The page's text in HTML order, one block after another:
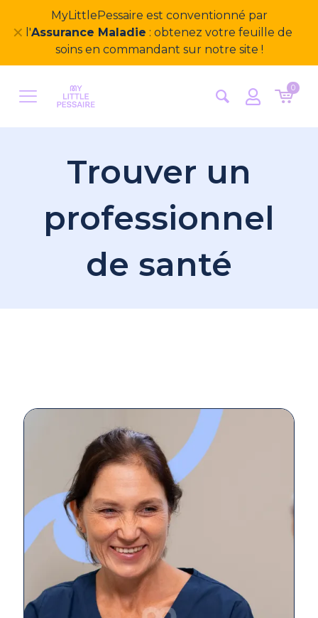
Bienvenue sur notre nouveau site
MyLittlePessaire ! Nous avons hâte d'avoir vos
retours
✕
0
Trouver un
professionnel
de santé